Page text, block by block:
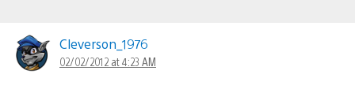
Cleverson_1976
02/02/2012 at 4:23 AM